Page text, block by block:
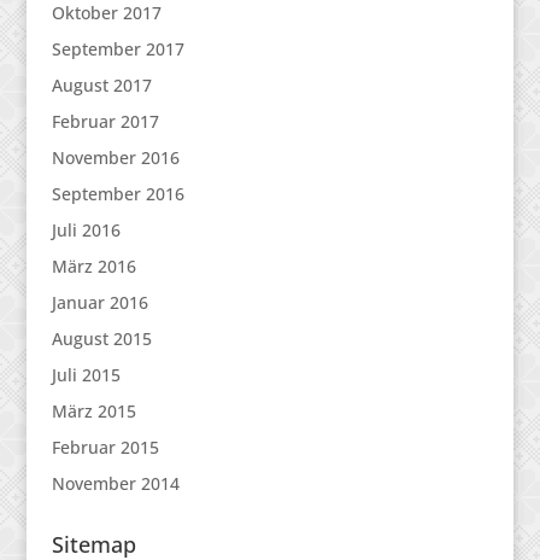
Oktober 2017
September 2017
August 2017
Februar 2017
November 2016
September 2016
Juli 2016
März 2016
Januar 2016
August 2015
Juli 2015
März 2015
Februar 2015
November 2014
Sitemap